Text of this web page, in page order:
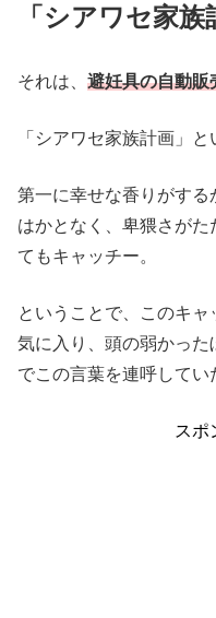
「シアワセ家族
それは、 避妊具の自動販
「シアワセ家族計画」
第一に幸せな香りがする
はかとなく、卑猥さが
てもキャッチー。
ということで、このキ
気に入り、頭の弱かっ
でこの言葉を連呼してい
スポ